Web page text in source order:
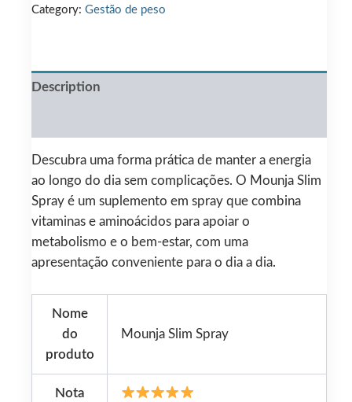
€36.00.
Category: Gestão de peso
Description
Descubra uma forma prática de manter a energia
ao longo do dia sem complicações. O Mounja Slim
Spray é um suplemento em spray que combina
vitaminas e aminoácidos para apoiar o
metabolismo e o bem-estar, com uma
apresentação conveniente para o dia a dia.
Nome
do
produto
Mounja Slim Spray
Nota